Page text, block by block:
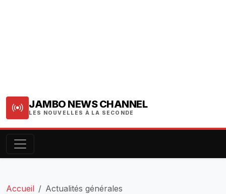
JAMBO NEWS CHANNEL
LES NOUVELLES À LA SECONDE
Accueil Actualités générales